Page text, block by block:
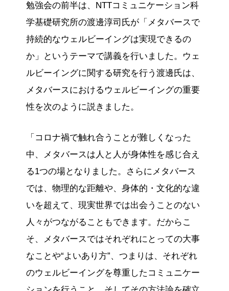
勉強会の前半は、NTTコミュニケーション科
学基礎研究所の渡邊淳司氏が「メタバースで
持続的なウェルビーイングは実現できるの
か」というテーマで講義を行いました。ウェ
ルビーイングに関する研究を行う渡邊氏は、
メタバースにおけるウェルビーイングの重要
性を次のように説きました。
「コロナ禍で触れ合うことが難しくなった
中、メタバースは人と人が身体性を感じ合え
る1つの場となりました。さらにメタバース
では、物理的な距離や、身体的・文化的な違
いを超えて、現実世界では出会うことのない
人々がつながることもできます。だからこ
そ、メタバースではそれぞれにとっての大事
なことや“よいあり方”、つまりは、それぞれ
のウェルビーイングを尊重したコミュニケー